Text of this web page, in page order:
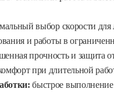
выбор скорости для
и работы в
прочность и защита
при длительной
быстрое выполнение